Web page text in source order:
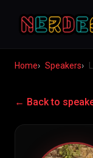
Home Speakers
← Back to